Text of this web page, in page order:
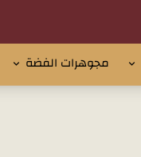
مجوهرات الفضة